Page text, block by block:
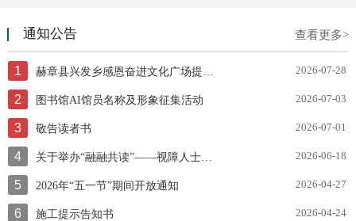
通知公告 查看更多>
1 2026-07-28
2 图书馆AI馆员名称及形象征集活动 2026-07-03
3 敬告读者书 2026-07-01
4 2026-06-18
5 2026年“五一节”期间开放通知 2026-04-27
6 施工提示告知书 2026-04-24